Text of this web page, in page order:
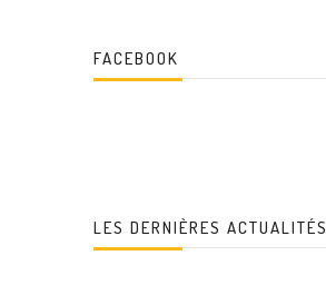
FACEBOOK
LES DERNIÈRES ACTUALITÉS